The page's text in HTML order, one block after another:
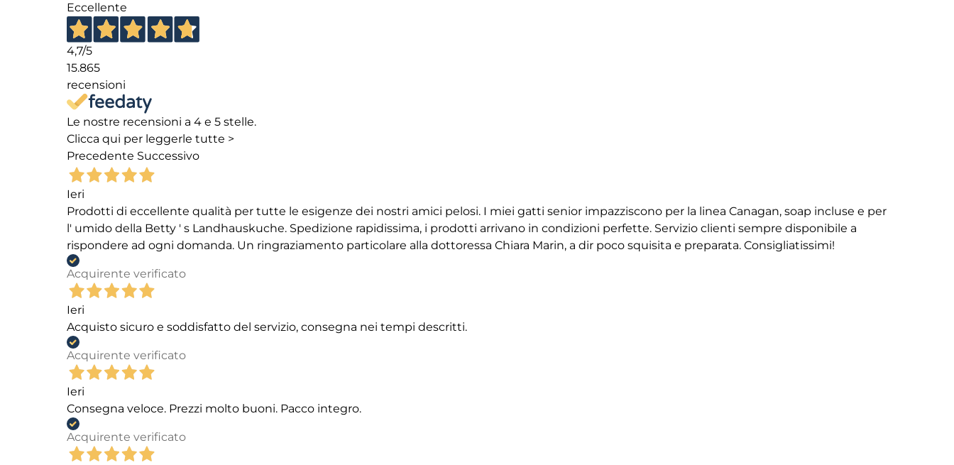
Eccellente
4,7/5
15.865
recensioni
Le nostre recensioni a 4 e 5 stelle.
Clicca qui per leggerle tutte >
Precedente Successivo
Ieri
Prodotti di eccellente qualità per tutte le esigenze dei nostri amici pelosi. I miei gatti senior impazziscono per la linea Canagan, soap incluse e per
l' umido della Betty ' s Landhauskuche. Spedizione rapidissima, i prodotti arrivano in condizioni perfette. Servizio clienti sempre disponibile a
rispondere ad ogni domanda. Un ringraziamento particolare alla dottoressa Chiara Marin, a dir poco squisita e preparata. Consigliatissimi!
Acquirente verificato
Ieri
Acquisto sicuro e soddisfatto del servizio, consegna nei tempi descritti.
Acquirente verificato
Ieri
Consegna veloce. Prezzi molto buoni. Pacco integro.
Acquirente verificato